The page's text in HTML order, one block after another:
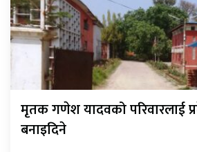
मृतक गणेश यादवको परिवारलाई
बनाइदिने